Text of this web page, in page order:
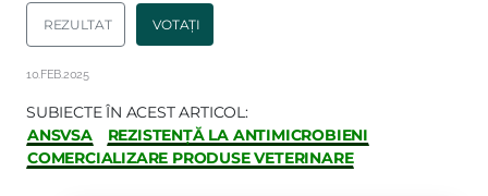
REZULTAT VOTAȚI
10.FEB.2025
SUBIECTE ÎN ACEST ARTICOL:
ANSVSA
REZISTENȚĂ LA ANTIMICROBIENI
COMERCIALIZARE PRODUSE VETERINARE